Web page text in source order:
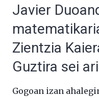
Javier
Zientzia
Guztira sei
Gogoan izan